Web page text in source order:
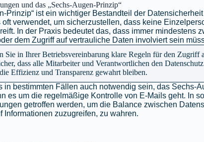
und das „Sechs-Augen-Prinzip“
Prinzip“ ist ein wichtiger Bestandteil der
oft verwendet, um sicherzustellen, dass keine
In der Praxis bedeutet das, dass immer mindestens
dem Zugriff auf vertrauliche Daten involviert sein
Sie in Ihrer Betriebsvereinbarung klare Regeln für den Zugriff
dass alle Mitarbeiter und Verantwortlichen den
Effizienz und Transparenz gewahrt bleiben.
in bestimmten Fällen auch notwendig sein, das Sechs-
es um die regelmäßige Kontrolle von E-Mails geht. In
getroffen werden, um die Balance zwischen
Informationen zuzugreifen, zu wahren.